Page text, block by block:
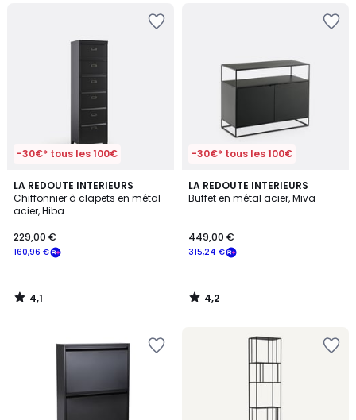
-30€* tous les 100€
LA REDOUTE INTERIEURS
Chiffonnier à clapets en métal
acier, Hiba
160,96 €
229,00 €
4,1
/ 5
4,1
/
-30€* tous les 100€
LA REDOUTE INTERIEURS
Buffet en métal acier, Miva
315,24 €
449,00 €
4,2
/ 5
4,2
/